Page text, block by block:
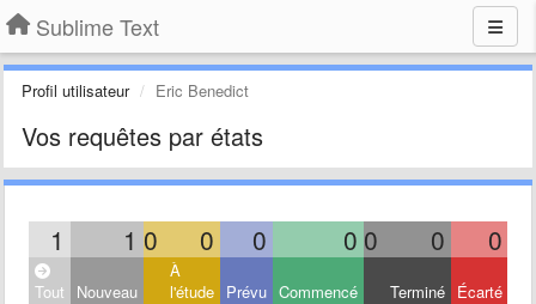
Sublime Text
Profil utilisateur Eric Benedict
Vos requêtes par états
1 1 0 0 0 0 0 0 0
Tout Nouveau
À
l'étude Prévu Commencé Terminé Écarté